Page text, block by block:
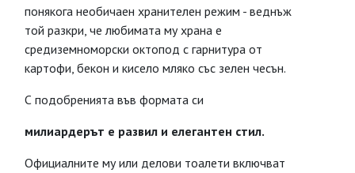
понякога необичаен хранителен режим - веднъж
той разкри, че любимата му храна е
средиземноморски октопод с гарнитура от
картофи, бекон и кисело мляко със зелен чесън.
С подобренията във формата си
милиардерът е развил и елегантен стил.
Официалните му или делови тоалети включват